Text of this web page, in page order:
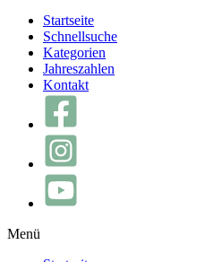
Startseite
Schnellsuche
Kategorien
Jahreszahlen
Kontakt
Menü